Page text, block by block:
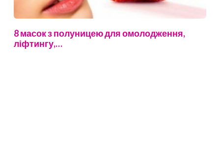
8 масок з полуницею для омолодження,
ліфтингу,…